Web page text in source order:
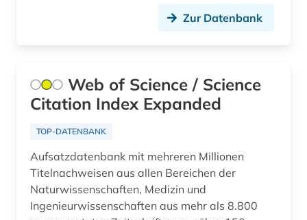
kulturwissenschaften (3)
künstler (1)
landeskunde (1)
Zur Datenbank
Web of Science / Science
Citation Index Expanded
TOP-DATENBANK
Aufsatzdatenbank mit mehreren Millionen
Titelnachweisen aus allen Bereichen der
Naturwissenschaften, Medizin und
Ingenieurwissenschaften aus mehr als 8.800